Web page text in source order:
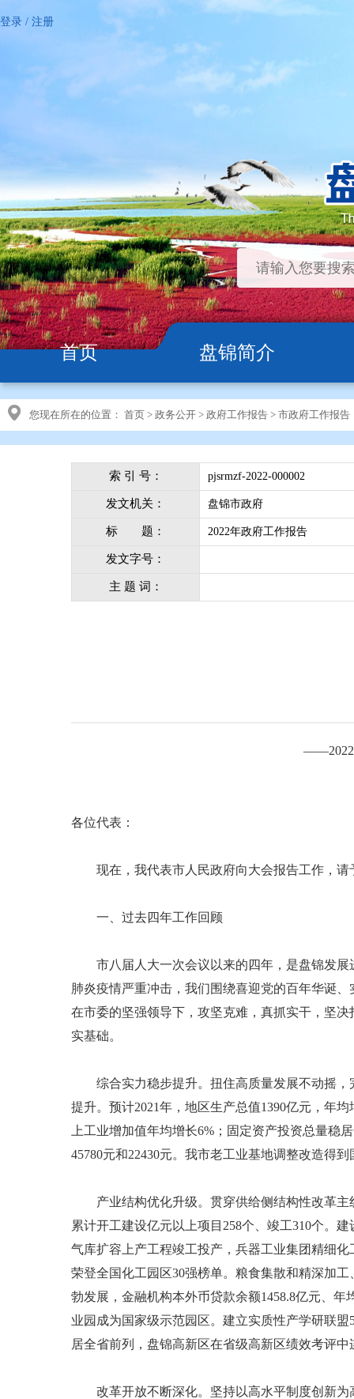
登录 / 注册
首页 盘锦简介
您现在所在的位置： 首页 > 政务公开 > 政府工作报告 > 市政府工作报告
索 引 号： pjsrmzf-2022-000002
发文机关： 盘锦市政府
标 题： 2022年政府工作报告
发文字号：
主 题 词：
——2022
各位代表：
现在，我代表市人民政府向大会报告工作，请
一、过去四年工作回顾
市八届人大一次会议以来的四年，是盘锦发展
肺炎疫情严重冲击，我们围绕喜迎党的百年华诞
在市委的坚强领导下，攻坚克难，真抓实干，坚
实基础。
综合实力稳步提升。扭住高质量发展不动摇，
提升。预计2021年，地区生产总值1390亿元，年
上工业增加值年均增长6%；固定资产投资总量稳
45780元和22430元。我市老工业基地调整改造得
产业结构优化升级。贯穿供给侧结构性改革主
累计开工建设亿元以上项目258个、竣工310个。
气库扩容上产工程竣工投产，兵器工业集团精细
荣登全国化工园区30强榜单。粮食集散和精深加
勃发展，金融机构本外币贷款余额1458.8亿元、
业园成为国家级示范园区。建立实质性产学研联
居全省前列，盘锦高新区在省级高新区绩效考评
改革开放不断深化。坚持以高水平制度创新为